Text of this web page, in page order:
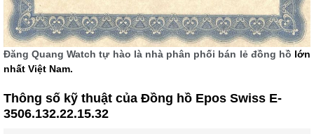
Đăng Quang Watch tự hào là nhà phân phối bán lẻ đồng hồ lớn
nhất Việt Nam.
Thông số kỹ thuật của Đồng hồ Epos Swiss E-
3506.132.22.15.32